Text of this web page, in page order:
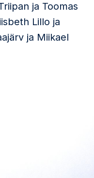
ja Toomas
Lillo ja
ja Miikael